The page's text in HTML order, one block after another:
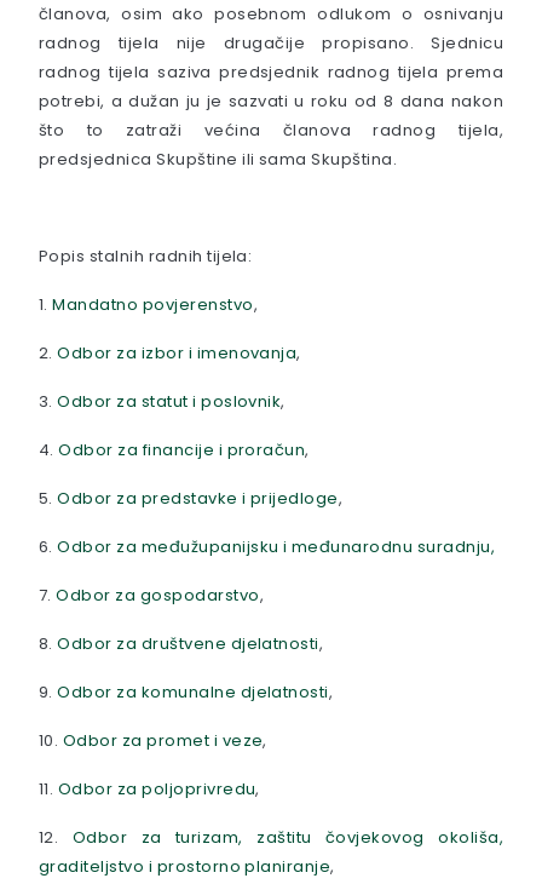
članova, osim ako posebnom odlukom o osnivanju
radnog tijela nije drugačije propisano. Sjednicu
radnog tijela saziva predsjednik radnog tijela prema
potrebi, a dužan ju je sazvati u roku od 8 dana nakon
što to zatraži većina članova radnog tijela,
predsjednica Skupštine ili sama Skupština.
Popis stalnih radnih tijela:
1.Mandatno povjerenstvo,
2.Odbor za izbor i imenovanja,
3.Odbor za statut i poslovnik,
4.Odbor za financije i proračun,
5.Odbor za predstavke i prijedloge,
6.Odbor za međužupanijsku i međunarodnu suradnju,
7.Odbor za gospodarstvo,
8.Odbor za društvene djelatnosti,
9. Odbor za komunalne djelatnosti,
10. Odbor za promet i veze,
11. Odbor za poljoprivredu,
12. Odbor za turizam, zaštitu čovjekovog okoliša,
graditeljstvo i prostorno planiranje,